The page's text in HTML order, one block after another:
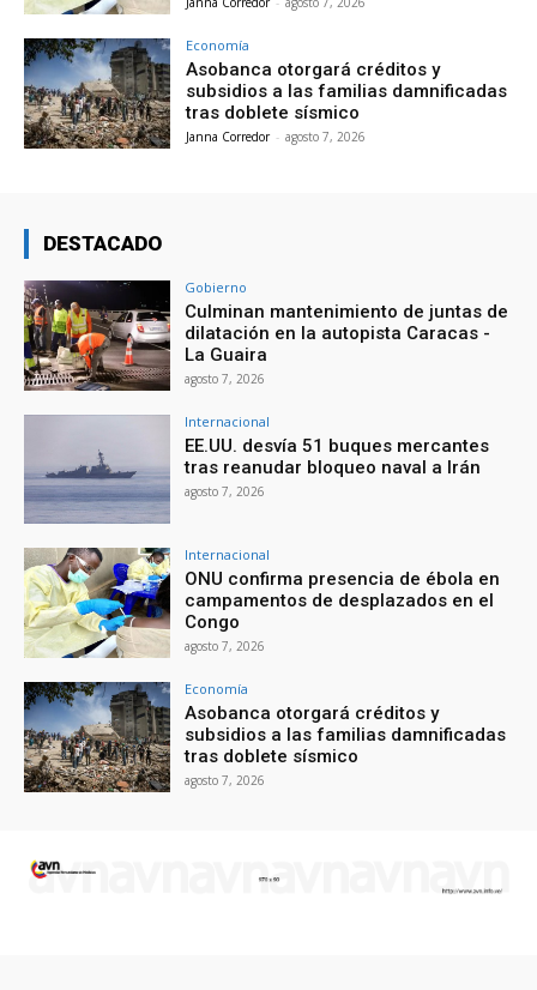
Economía
Asobanca otorgará créditos y
subsidios a las familias damnificadas
tras doblete sísmico
Janna Corredor - agosto 7, 2026
DESTACADO
Gobierno
Culminan mantenimiento de juntas de
dilatación en la autopista Caracas -
La Guaira
agosto 7, 2026
Internacional
EE.UU. desvía 51 buques mercantes
tras reanudar bloqueo naval a Irán
agosto 7, 2026
Internacional
ONU confirma presencia de ébola en
campamentos de desplazados en el
Congo
agosto 7, 2026
Economía
Asobanca otorgará créditos y
subsidios a las familias damnificadas
tras doblete sísmico
agosto 7, 2026